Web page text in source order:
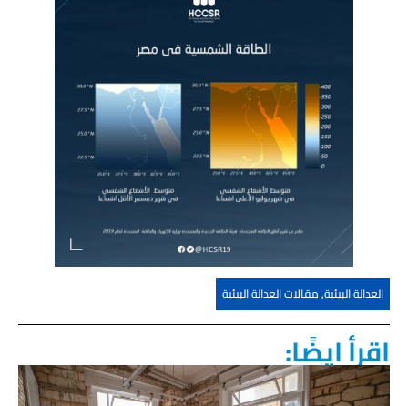
العدالة البيئية,مقالات العدالة البيئية
اقرأ ايضًا: